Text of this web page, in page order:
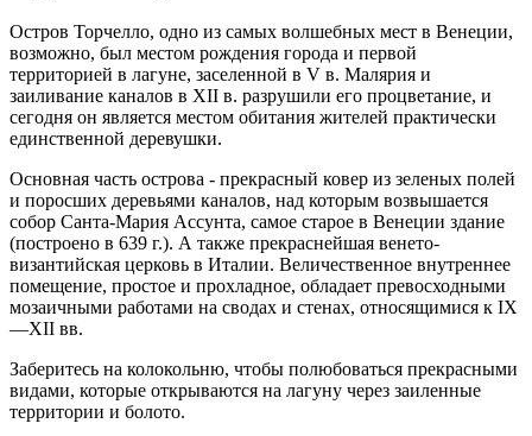
Остров Торчелло, одно из самых волшебных мест в Венеции,
возможно, был местом рождения города и первой
территорией в лагуне, заселенной в V в. Малярия и
заиливание каналов в XII в. разрушили его процветание, и
сегодня он является местом обитания жителей практически
единственной деревушки.
Основная часть острова - прекрасный ковер из зеленых полей
и поросших деревьями каналов, над которым возвышается
собор Санта-Мария Ассунта, самое старое в Венеции здание
(построено в 639 г.). А также прекраснейшая венето-
византийская церковь в Италии. Величественное внутреннее
помещение, простое и прохладное, обладает превосходными
мозаичными работами на сводах и стенах, относящимися к IX
—XII вв.
Заберитесь на колокольню, чтобы полюбоваться прекрасными
видами, которые открываются на лагуну через заиленные
территории и болото.